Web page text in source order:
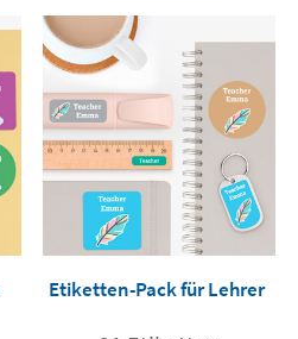
Etiketten-Pack für Lehrer